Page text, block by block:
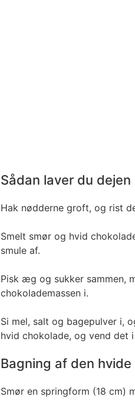
Sådan laver du dejen
Hak nødderne groft, og rist
Smelt smør og hvid
smule af.
Pisk æg og sukker sammen,
chokolademassen i.
Si mel, salt og bagepulver i,
hvid chokolade, og vend det
Bagning af den
Smør en springform (18 cm)